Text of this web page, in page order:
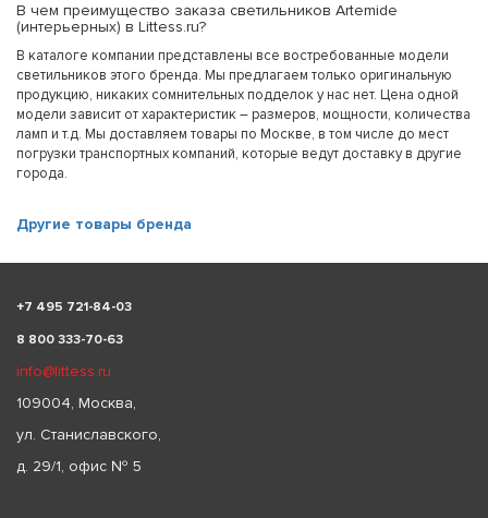
В чем преимущество заказа светильников Artemide
(интерьерных) в Littess.ru?
В каталоге компании представлены все востребованные модели
светильников этого бренда. Мы предлагаем только оригинальную
продукцию, никаких сомнительных подделок у нас нет. Цена одной
модели зависит от характеристик – размеров, мощности, количества
ламп и т.д. Мы доставляем товары по Москве, в том числе до мест
погрузки транспортных компаний, которые ведут доставку в другие
города.
Другие товары бренда
+7 495 721-84-03
8 800 333-70-63
info@littess.ru
109004, Москва,
ул. Станиславского,
д. 29/1, офис № 5